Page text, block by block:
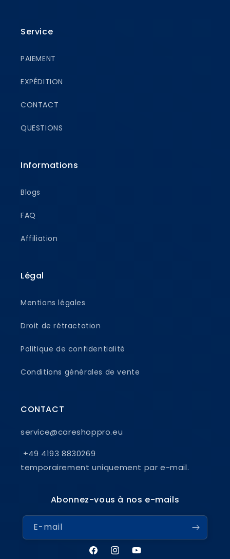
Service
PAIEMENT
EXPÉDITION
CONTACT
QUESTIONS
Informations
Blogs
FAQ
Affiliation
Légal
Mentions légales
Droit de rétractation
Politique de confidentialité
Conditions générales de vente
CONTACT
service@careshoppro.eu
+49 4193 8830269
temporairement uniquement par e-mail.
Abonnez-vous à nos e-mails
E-mail
FacebookInstagramYouTube